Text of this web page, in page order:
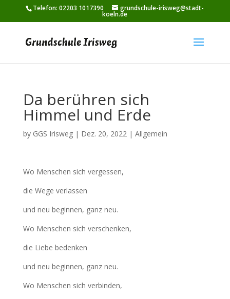
Telefon: 02203 1017390 grundschule-irisweg@stadt-
koeln.de
Da berühren sich
Himmel und Erde
by GGS Irisweg| Dez. 20, 2022| Allgemein
Wo Menschen sich vergessen,
die Wege verlassen
und neu beginnen, ganz neu.
Wo Menschen sich verschenken,
die Liebe bedenken
und neu beginnen, ganz neu.
Wo Menschen sich verbinden,